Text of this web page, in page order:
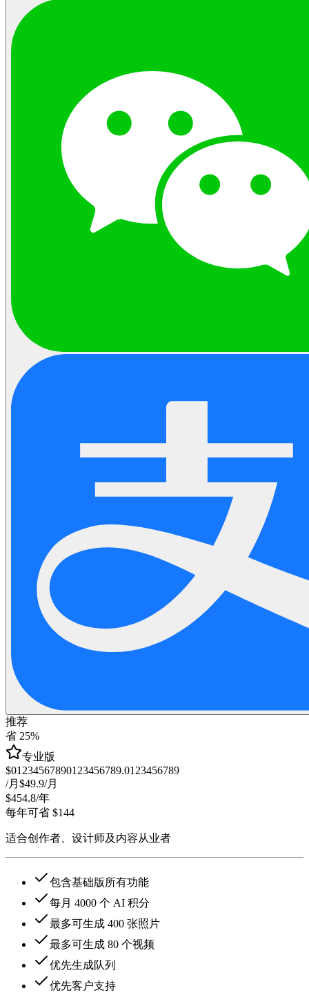
推荐
省 25%
专业版
$01 2345678901 23456789.01 23456789
/月 $49.9/月
$454.8/年
每年可省 $144
适合创作者、设计师及内容从业者
包含基础版所有功能
每月 4000 个 AI 积分
最多可生成 400 张照片
最多可生成 80 个视频
优先生成队列
优先客户支持